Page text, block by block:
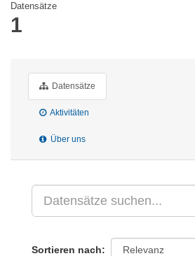
Datensätze
1
Datensätze
Aktivitäten
Über uns
Sortieren nach